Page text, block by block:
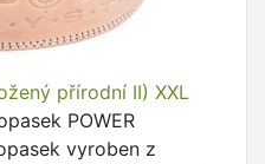
přírodní II) XXL
POWER
vyroben z